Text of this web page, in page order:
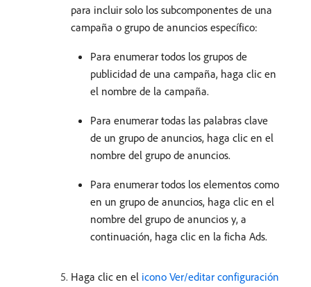
para incluir solo los subcomponentes de una
campaña o grupo de anuncios específico:
Para enumerar todos los grupos de
publicidad de una campaña, haga clic en
el nombre de la campaña.
Para enumerar todas las palabras clave
de un grupo de anuncios, haga clic en el
nombre del grupo de anuncios.
Para enumerar todos los elementos como
en un grupo de anuncios, haga clic en el
nombre del grupo de anuncios y, a
continuación, haga clic en la ficha Ads.
Haga clic en el icono Ver/editar configuración